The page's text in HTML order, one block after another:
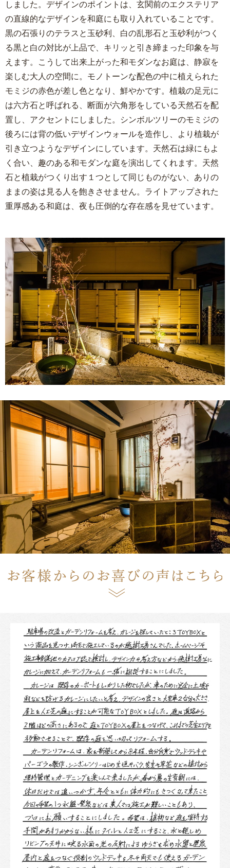
しました。デザインのポイントは、玄関前のエクステリア
の直線的なデザインを和庭にも取り入れていることです。
黒の石張りのテラスと玉砂利、白の乱形石と玉砂利がつく
る黒と白の対比が上品で、キリッと引き締まった印象を与
えます。こうして出来上がった和モダンなお庭は、静寂を
楽しむ大人の空間に。モノトーンな配色の中に植えられた
モミジの赤色が差し色となり、鮮やかです。植栽の足元に
は六方石と呼ばれる、断面が六角形をしている天然石を配
置し、アクセントにしました。シンボルツリーのモミジの
後ろには背の低いデザインウォールを造作し、より植栽が
引き立つようなデザインにしています。天然石は緑にもよ
く合い、趣のある和モダンな庭を演出してくれます。天然
石と植栽がつくり出す１つとして同じものがない、ありの
ままの姿は見る人を飽きさせません。ライトアップされた
重厚感ある和庭は、夜も圧倒的な存在感を見せています。